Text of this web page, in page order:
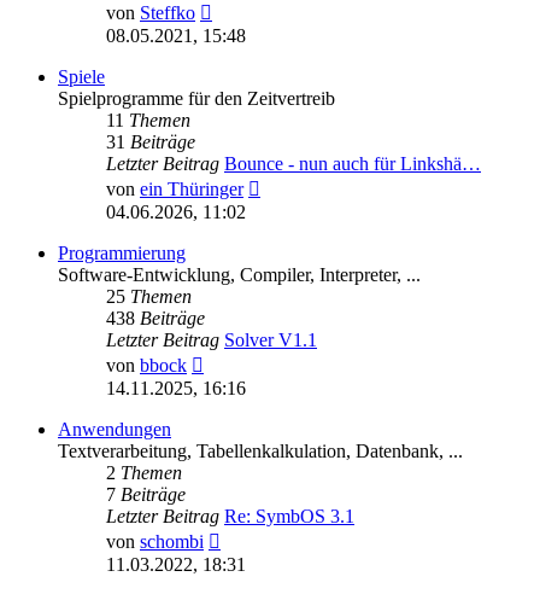
von Steffko
Beitrag
08.05.2021, 15:48
Spiele
Spielprogramme für den Zeitvertreib
11 Themen
31 Beiträge
Letzter Beitrag Bounce - nun auch für Linkshä…
von ein Thüringer
04.06.2026, 11:02
Programmierung
Software-Entwicklung, Compiler, Interpreter, ...
25 Themen
438 Beiträge
Letzter Beitrag Solver V1.1
von bbock
Beitrag
14.11.2025, 16:16
Anwendungen
Textverarbeitung, Tabellenkalkulation, Datenbank, ...
2 Themen
7 Beiträge
Letzter Beitrag Re: SymbOS 3.1
von schombi
Beitrag
11.03.2022, 18:31